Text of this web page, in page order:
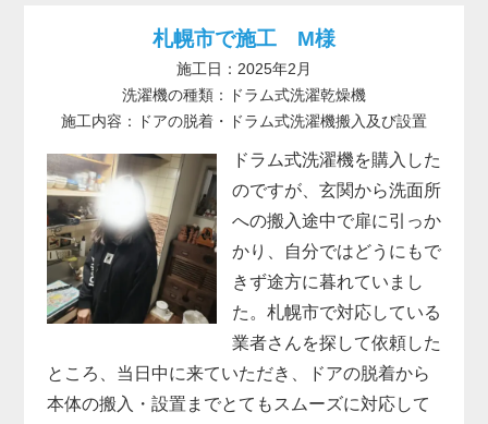
札幌市で施工 M様
施工日：2025年2月
洗濯機の種類：ドラム式洗濯乾燥機
施工内容：ドアの脱着・ドラム式洗濯機搬入及び設置
ドラム式洗濯機を購入した
のですが、玄関から洗面所
への搬入途中で扉に引っか
かり、自分ではどうにもで
きず途方に暮れていまし
た。札幌市で対応している
業者さんを探して依頼した
ところ、当日中に来ていただき、ドアの脱着から
本体の搬入・設置までとてもスムーズに対応して